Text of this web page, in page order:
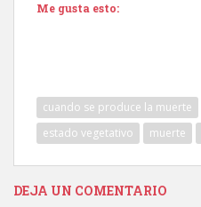
Me gusta esto:
cuando se produce la muerte
estado vegetativo
muerte
DEJA UN COMENTARIO